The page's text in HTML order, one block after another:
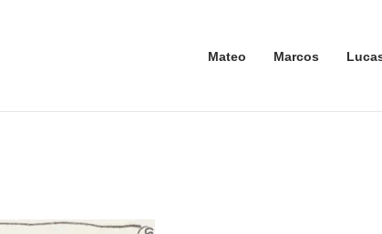
Mateo Marcos